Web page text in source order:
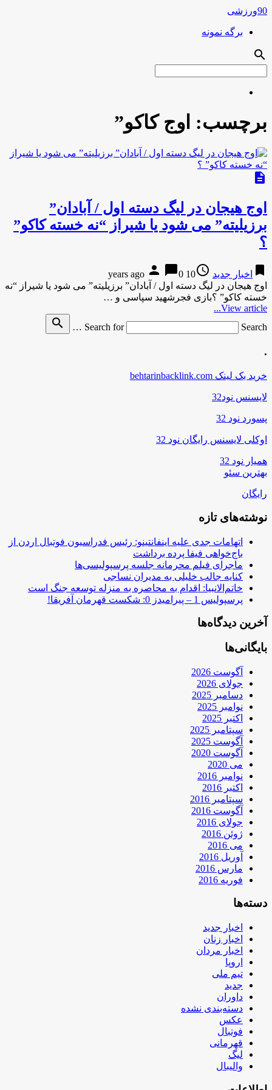
90ورزشی
برگه نمونه
search
برچسب: اوج کاکو”
description
اوج هیجان در لیگ دسته اول / آبادان”
برزیلیته” می شود یا شیراز “نه خسته کاکو”
؟
bookmark اخبار جدید access_time
10 years ago
person chat_bubble0
اوج هیجان در لیگ دسته اول / آبادان” برزیلیته” می شود یا شیراز “نه
خسته کاکو” ؟بازی فجرشهید سپاسی و …
View article...
Search for
Search …
search
.
خرید بک لینک behtarinbacklink.com
لایسنس نود32
پسورد نود 32
اوکلی لایسنس رایگان نود 32
همیار نود 32
بهترین سئو
رایگان
نوشته‌های تازه
اتهامات جدی علیه اینفانتینو: رئیس فدراسیون فوتبال اردن از
باج‌خواهی فیفا پرده برداشت
ماجرای فیلم محرمانه جلسه پرسپولیسی‌ها
کنایه جالب خلیلی به مدیران نساجی
خاتم‌الانبیا: اقدام به محاصره به منزله توسعه جنگ است
پرسپولیس 1 – پیرامیدز 0: شکست قهرمان آفریقا!
آخرین دیدگاه‌ها
بایگانی‌ها
آگوست 2026
جولای 2026
دسامبر 2025
نوامبر 2025
اکتبر 2025
سپتامبر 2025
آگوست 2025
آگوست 2020
می 2020
نوامبر 2016
اکتبر 2016
سپتامبر 2016
آگوست 2016
جولای 2016
ژوئن 2016
می 2016
آوریل 2016
مارس 2016
فوریه 2016
دسته‌ها
اخبار جدید
اخبار زنان
اخبار مردان
اروپا
تیم ملی
جدید
داوران
دسته‌بندی نشده
عکس
فوتبال
قهرمانی
لیگ
والیبال